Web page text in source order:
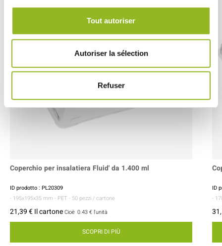
Tout autoriser
Autoriser la sélection
Refuser
Coperchio per insalatiera Fluid' da 1.400 ml
ID prodotto : PL20309
- 195x195x35 mm - PET - 50 pezzi / cartone
21,39 € Il cartoneCioè 0.43 € l'unità
SCOPRI DI PIÙ
ID
-